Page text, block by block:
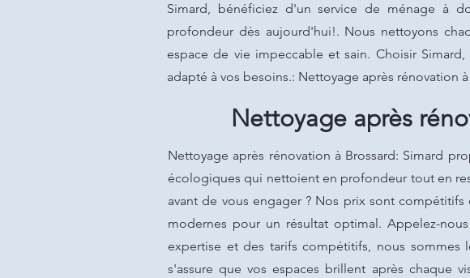
Simard, bénéficiez d'un service de ménage à
profondeur dès aujourd'hui!. Nous nettoyons
espace de vie impeccable et sain. Choisir
adapté à vos besoins.: Nettoyage après rénovation à
Nettoyage après
Nettoyage après rénovation à Brossard: Simard
écologiques qui nettoient en profondeur tout en
avant de vous engager ? Nos prix sont
modernes pour un résultat optimal. Appelez-
expertise et des tarifs compétitifs, nous sommes
s'assure que vos espaces brillent après chaque